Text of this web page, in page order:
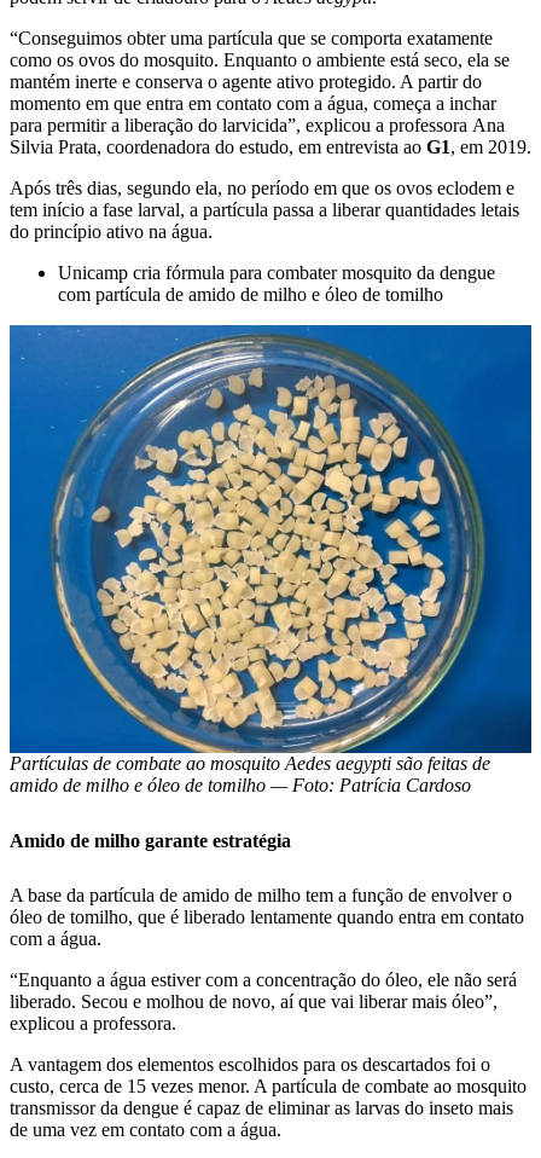
“Conseguimos obter uma partícula que se comporta exatamente
como os ovos do mosquito. Enquanto o ambiente está seco, ela se
mantém inerte e conserva o agente ativo protegido. A partir do
momento em que entra em contato com a água, começa a inchar
para permitir a liberação do larvicida”, explicou a professora Ana
Silvia Prata, coordenadora do estudo, em entrevista ao G1, em 2019.
Após três dias, segundo ela, no período em que os ovos eclodem e
tem início a fase larval, a partícula passa a liberar quantidades letais
do princípio ativo na água.
Unicamp cria fórmula para combater mosquito da dengue
com partícula de amido de milho e óleo de tomilho
Partículas de combate ao mosquito Aedes aegypti são feitas de
amido de milho e óleo de tomilho — Foto: Patrícia Cardoso
Amido de milho garante estratégia
A base da partícula de amido de milho tem a função de envolver o
óleo de tomilho, que é liberado lentamente quando entra em contato
com a água.
“Enquanto a água estiver com a concentração do óleo, ele não será
liberado. Secou e molhou de novo, aí que vai liberar mais óleo”,
explicou a professora.
A vantagem dos elementos escolhidos para os descartados foi o
custo, cerca de 15 vezes menor. A partícula de combate ao mosquito
transmissor da dengue é capaz de eliminar as larvas do inseto mais
de uma vez em contato com a água.